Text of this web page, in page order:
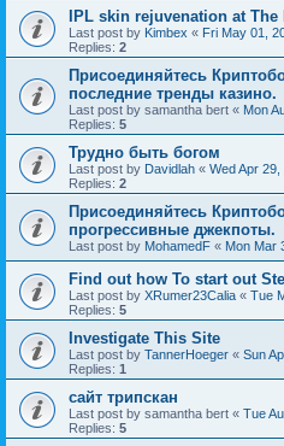
IPL skin rejuvenation at The
Last post by Kimbex « Fri May 01,
Replies: 2
Присоединяйтесь
последние тренды казино.
Last post by samantha bert « Mon
Replies: 5
Трудно быть богом
Last post by Davidlah « Wed Apr
Replies: 2
Присоединяйтесь
прогрессивные джекпоты.
Last post by MohamedF « Mon Mar
Find out how To start out
Last post by XRumer23Calia « Tue
Replies: 5
Investigate This Site
Last post by TannerHoeger « Sun
Replies: 1
сайт трипскан
Last post by samantha bert « Tue
Replies: 5